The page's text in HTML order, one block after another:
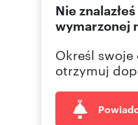
Nie
wymarzonej
Określ swoje
otrzymuj